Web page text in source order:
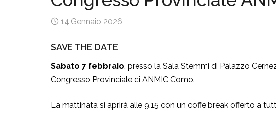
14 Gennaio 2026
SAVE THE DATE
Sabato 7 febbraio , presso la Sala Stemmi di Palazzo
Congresso Provinciale di ANMIC Como.
La mattinata si aprirà alle 9.15 con un coffe break offerto a